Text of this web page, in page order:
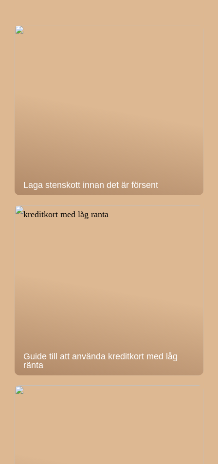
Laga stenskott innan det är försent
Guide till att använda kreditkort med låg
ränta